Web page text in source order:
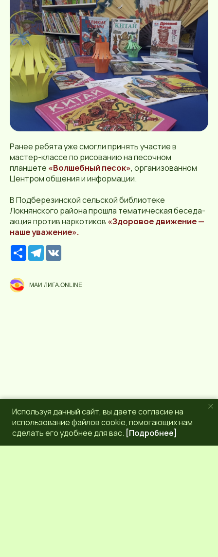
Ранее ребята уже смогли принять участие в
мастер-классе по рисованию на песочном
планшете «Волшебный песок», организованном
Центром общения и информации.
В Подберезинской сельской библиотеке
Локнянского района прошла тематическая беседа-
акция против наркотиков «Здоровое движение —
наше уважение».
Р
е
с
р
с
T
e
g
r
МАИ ЛИГА.ONLINE
Используя данный сайт, вы даете согласие на
использование файлов cookie, помогающих нам
сделать его удобнее для вас. [Подробнее]